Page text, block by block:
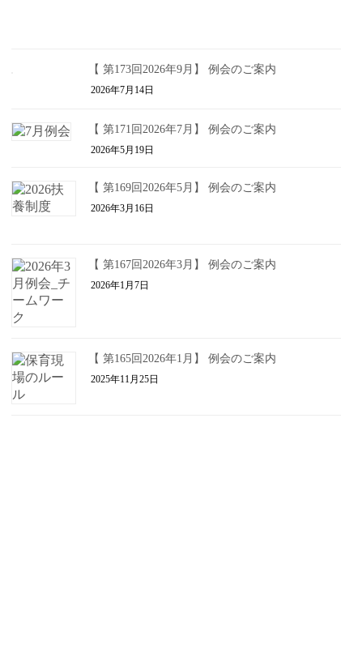
【 第173回2026年9月】 例会のご案内
2026年7月14日
【 第171回2026年7月】 例会のご案内
2026年5月19日
【 第169回2026年5月】 例会のご案内
2026年3月16日
【 第167回2026年3月】 例会のご案内
2026年1月7日
【 第165回2026年1月】 例会のご案内
2025年11月25日